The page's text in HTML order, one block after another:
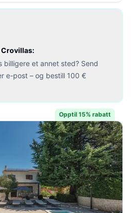
billigere et annet sted? Send
e-post – og bestill 100 €
Opptil 15% rabatt